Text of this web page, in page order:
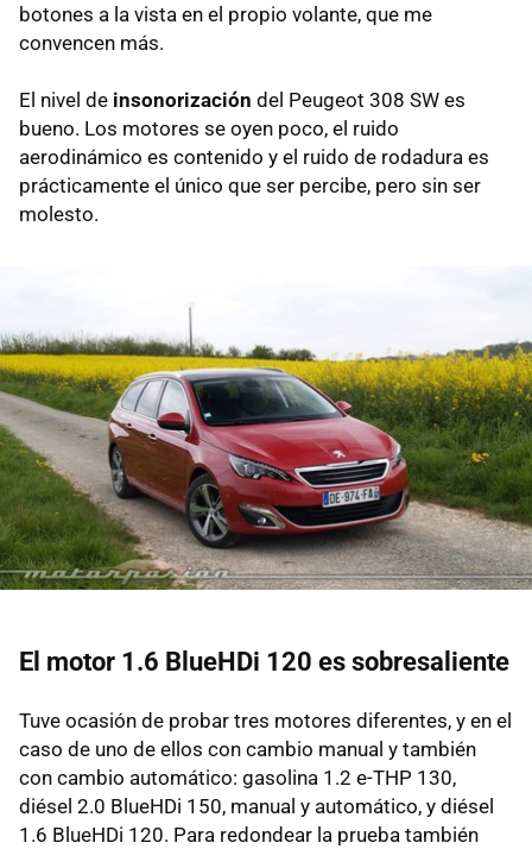
botones a la vista en el propio volante, que me
convencen más.
El nivel de insonorización del Peugeot 308 SW es
bueno. Los motores se oyen poco, el ruido
aerodinámico es contenido y el ruido de rodadura es
prácticamente el único que ser percibe, pero sin ser
molesto.
El motor 1.6 BlueHDi 120 es sobresaliente
Tuve ocasión de probar tres motores diferentes, y en el
caso de uno de ellos con cambio manual y también
con cambio automático: gasolina 1.2 e-THP 130,
diésel 2.0 BlueHDi 150, manual y automático, y diésel
1.6 BlueHDi 120. Para redondear la prueba también